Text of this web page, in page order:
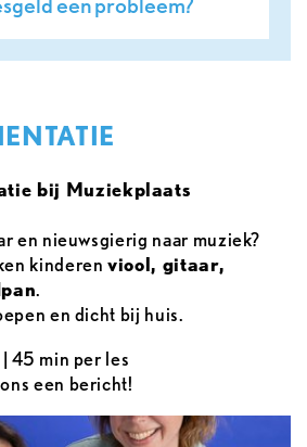
bij Muziekplaats
en nieuwsgierig naar muziek?
kinderenviool, gitaar,
.
en dicht bij huis.
45 min per les
een bericht!